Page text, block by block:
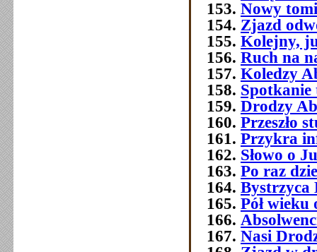
Nowy
Zjazd
Kolejny,
Ruch na
Koledzy
Spotkanie
Drodzy
Przeszło
Przykra
Słowo o
Po raz
Bystrzyca
Pół
Nasi